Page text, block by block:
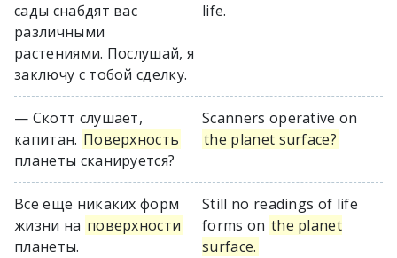
сады снабдят вас
различными
растениями. Послушай, я
заключу с тобой сделку.
life.
— Скотт слушает,
капитан. Поверхность
планеты сканируется?
Scanners operative on
the planet surface?
Все еще никаких форм
жизни на поверхности
планеты.
Still no readings of life
forms on the planet
surface.